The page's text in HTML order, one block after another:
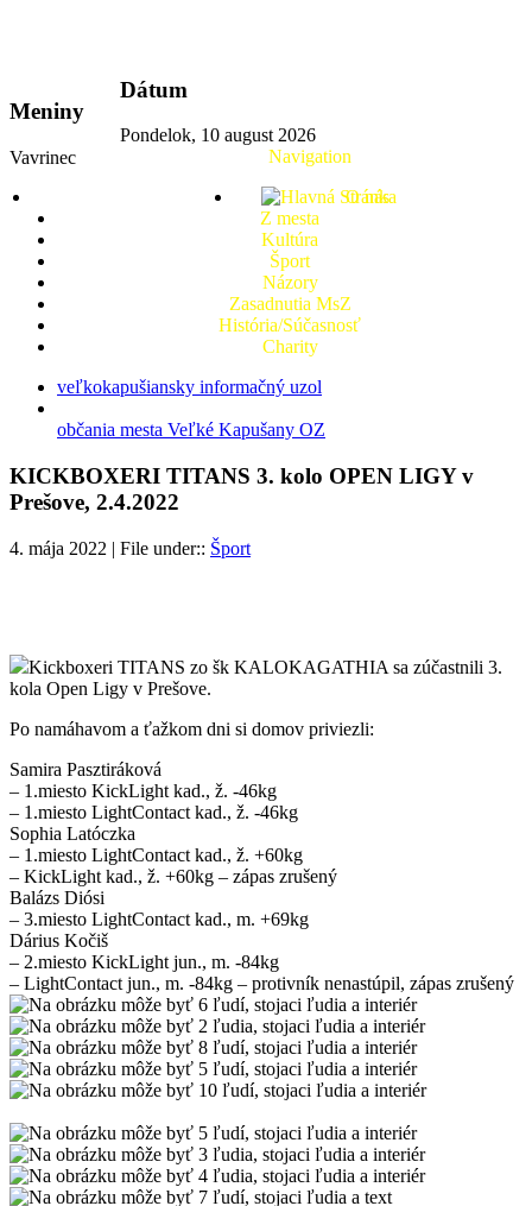
Meniny
Vavrinec
Dátum
Pondelok, 10 august 2026
Navigation
O nás
Z mesta
Kultúra
Šport
Názory
Zasadnutia MsZ
História/Súčasnosť
Charity
veľkokapušiansky informačný uzol
občania mesta Veľké Kapušany OZ
KICKBOXERI TITANS 3. kolo OPEN LIGY v
Prešove, 2.4.2022
4. mája 2022 | File under:: Šport
Kickboxeri TITANS zo šk KALOKAGATHIA sa zúčastnili 3.
kola Open Ligy v Prešove.
Po namáhavom a ťažkom dni si domov priviezli:
Samira Pasztiráková
– 1.miesto KickLight kad., ž. -46kg
– 1.miesto LightContact kad., ž. -46kg
Sophia Latóczka
– 1.miesto LightContact kad., ž. +60kg
– KickLight kad., ž. +60kg – zápas zrušený
Balázs Diósi
– 3.miesto LightContact kad., m. +69kg
Dárius Kočiš
– 2.miesto KickLight jun., m. -84kg
– LightContact jun., m. -84kg – protivník nenastúpil, zápas zrušený